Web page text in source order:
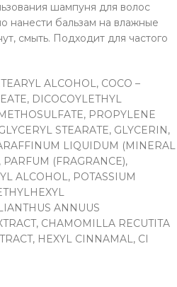
шампуня для волос
нанести бальзам на влажные
смыть. Подходит для частого
ALCOHOL, COCO –
DICOCOYLETHYL
PROPYLENE
STEARATE, GLYCERIN,
LIQUIDUM (MINERAL
PARFUM (FRAGRANCE),
ALCOHOL, POTASSIUM
ANNUUS
CHAMOMILLA RECUTITA
HEXYL CINNAMAL, CI